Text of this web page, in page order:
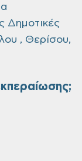
Δημοτικές
, Θερίσου,